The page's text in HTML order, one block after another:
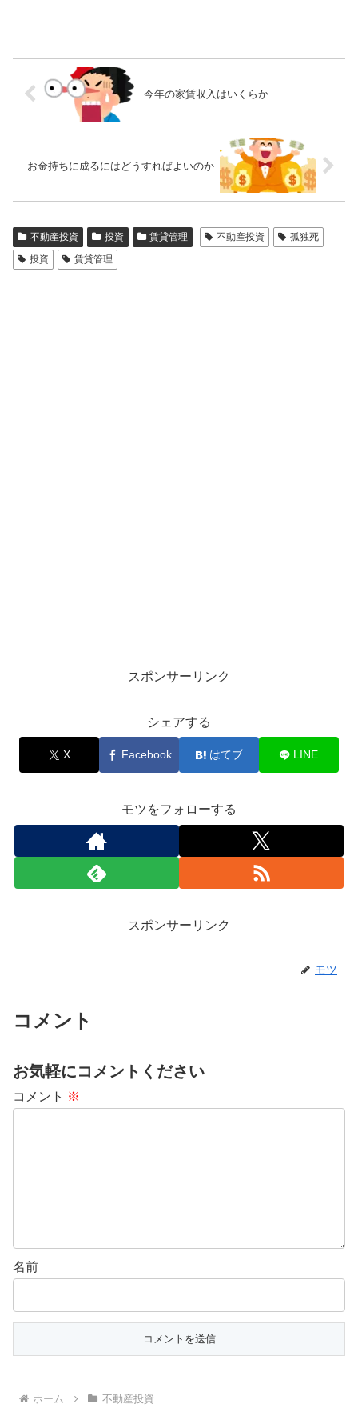
今年の家賃収入はいくらか
お金持ちに成るにはどうすればよいのか
不動産投資 投資 賃貸管理 不動産投資
孤独死
投資
賃貸管理
スポンサーリンク
シェアする
X Facebook はてブ LINE
モツをフォローする
スポンサーリンク
モツ
コメント
お気軽にコメントください
コメント ※
名前
ホーム 不動産投資